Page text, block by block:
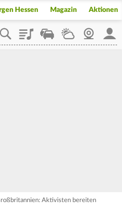
Hessen Magazin Aktionen
PlaylistStaupilotWetterWebcam
Aktivisten bereiten